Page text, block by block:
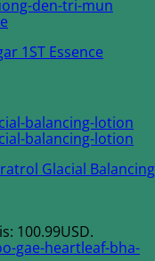
1ST Essence
Glacial Balancing
100.99USD.